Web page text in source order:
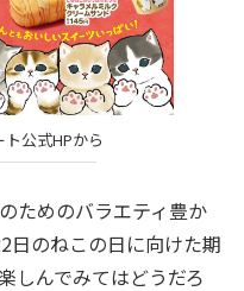
公式HPから
ためのバラエティ豊か
日のねこの日に向けた期
しんでみてはどうだろ